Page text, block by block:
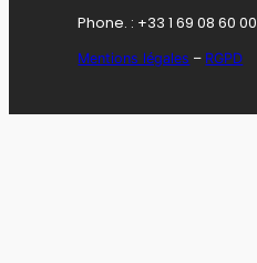
Phone. : +33 1 69 08 60 00
Mentions légales – RGPD